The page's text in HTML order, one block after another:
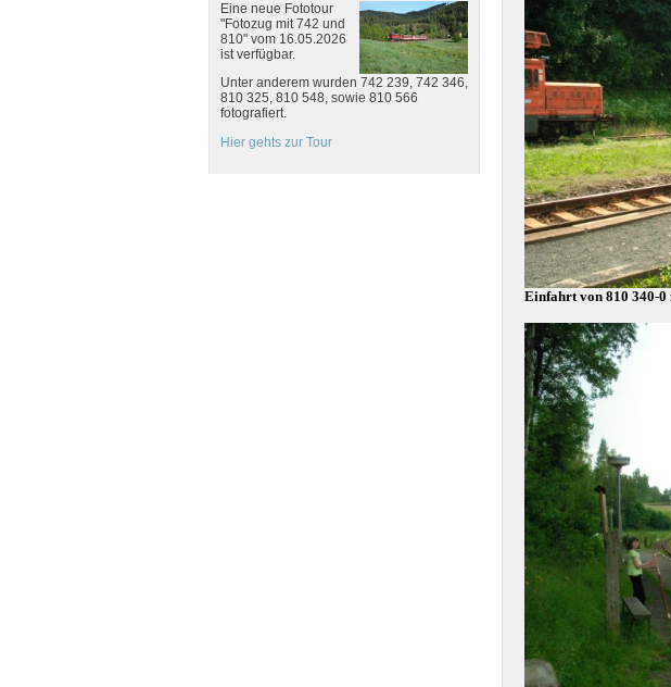
Eine neue Fototour
"Fotozug mit 742 und
810" vom 16.05.2026
ist verfügbar.
Unter anderem wurden 742 239, 742 346,
810 325, 810 548, sowie 810 566
fotografiert.
Hier gehts zur Tour
Einfahrt von 810 340-0